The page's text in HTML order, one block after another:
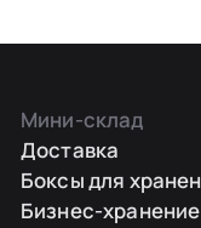
Мини-склад
Доставка
Боксы для
Бизнес-хранение